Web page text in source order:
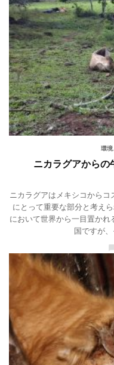
環境
ニカラグアからの
ニカラグアはメキシコから
にとって重要な部分と考え
において世界から一目置か
国ですが